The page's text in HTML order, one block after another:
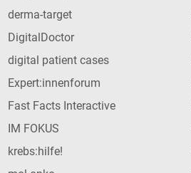
derma-target
DigitalDoctor
digital patient cases
Expert:innenforum
Fast Facts Interactive
IM FOKUS
krebs:hilfe!